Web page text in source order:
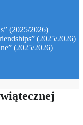
(2025/2026)
(2025/2026)
(2025/2026)